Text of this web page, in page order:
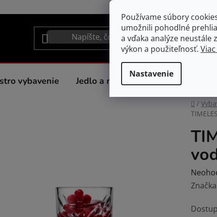
Používame súbory
umožnili pohodlné
a vďaka analýze neustále
výkon a použiteľnosť.
Nastavenie
vybavenie Jedlo a nápoje Spotrebiče do
Domov
/
je